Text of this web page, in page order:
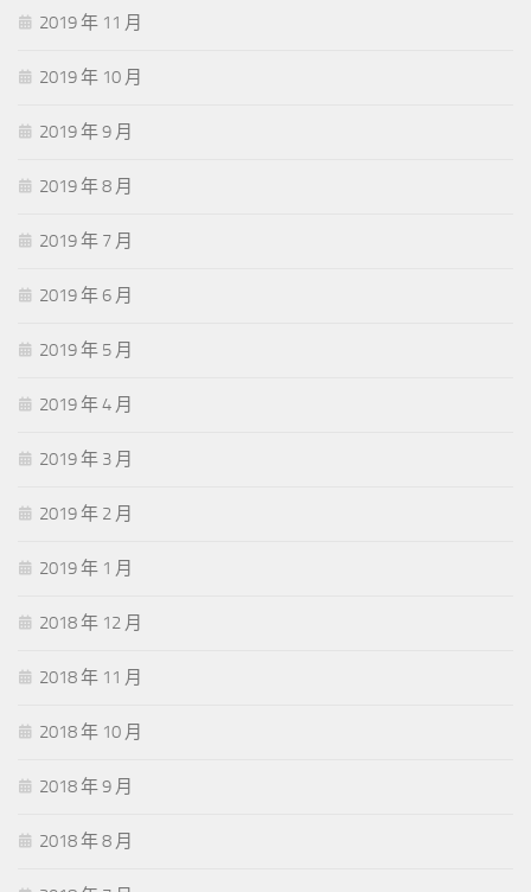
2019 年 11 月
2019 年 10 月
2019 年 9 月
2019 年 8 月
2019 年 7 月
2019 年 6 月
2019 年 5 月
2019 年 4 月
2019 年 3 月
2019 年 2 月
2019 年 1 月
2018 年 12 月
2018 年 11 月
2018 年 10 月
2018 年 9 月
2018 年 8 月